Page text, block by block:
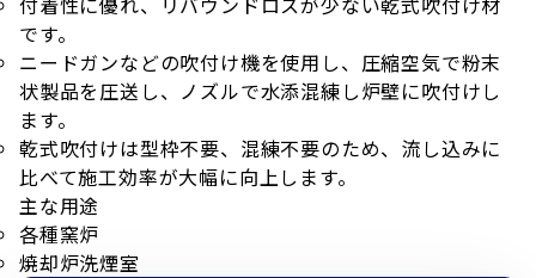
です。
ニードガンなどの吹付け機を使用し、圧縮空気で粉末
状製品を圧送し、ノズルで水添混練し炉壁に吹付けし
ます。
乾式吹付けは型枠不要、混練不要のため、流し込みに
比べて施工効率が大幅に向上します。
主な用途
各種窯炉
焼却炉洗煙室